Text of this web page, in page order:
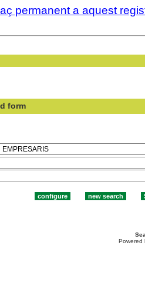
permanent a aquest
form